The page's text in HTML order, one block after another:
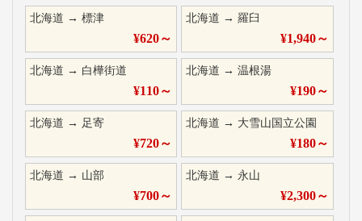
北海道 → 標津
¥620～
北海道 →羅臼
¥1,940～
北海道 → 白樺街道
¥110～
北海道 →温根湯
¥190～
北海道 → 足寄
¥720～
北海道 → 大雪山国立公園
¥180～
北海道 → 山部
¥700～
北海道 → 永山
¥2,300～